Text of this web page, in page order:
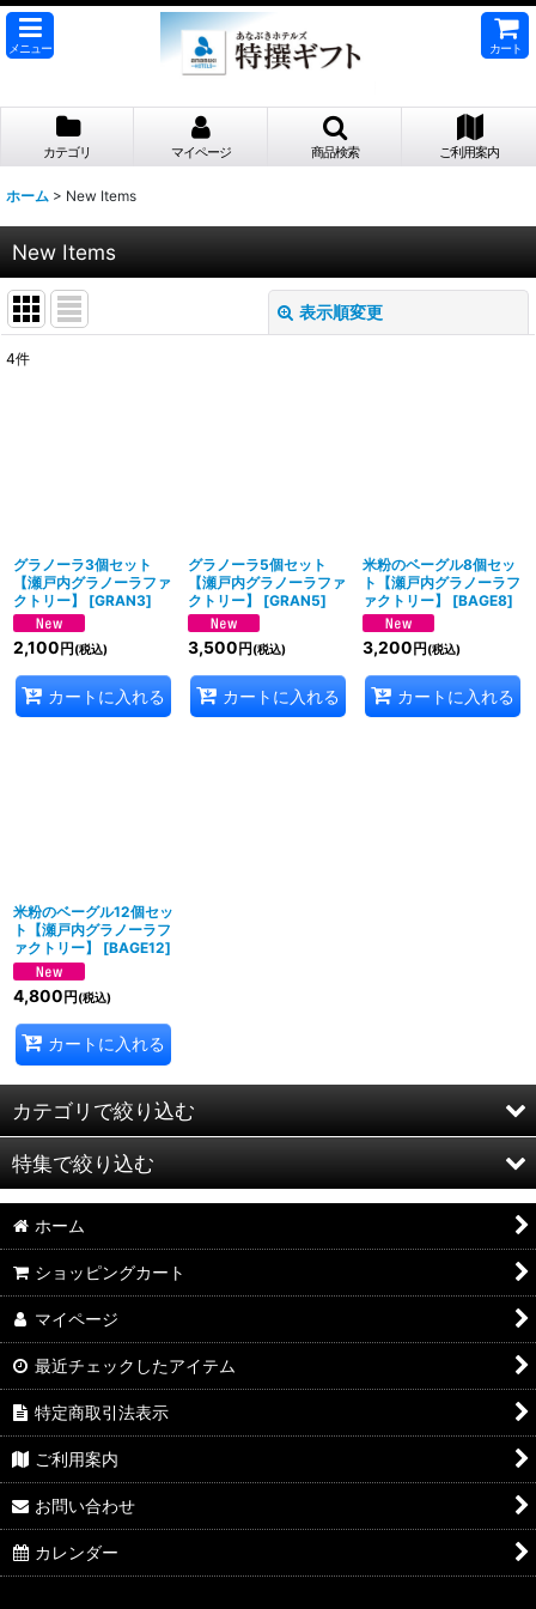
メニュー カート
カテゴリ マイページ 商品検索 ご利用案内
ホーム > New Items
New Items
表示順変更
4件
グラノーラ3個セット
【瀬戸内グラノーラファ
クトリー】
[GRAN3]
2,100 円 (税込)
カートに入れる
グラノーラ5個セット
【瀬戸内グラノーラファ
クトリー】
[GRAN5]
3,500 円 (税込)
カートに入れる
米粉のベーグル8個セッ
ト【瀬戸内グラノーラフ
ァクトリー】
[BAGE8]
3,200 円 (税込)
カートに入れる
米粉のベーグル12個セッ
ト【瀬戸内グラノーラフ
ァクトリー】
[BAGE12]
4,800円(税込)
カートに入れる
カテゴリで絞り込む
期間限定商品
さぬきうどん
さぬき骨付鶏、精肉・肉加工品
お菓子
オリーブオイル
調味料・佃煮・いりこ
防災食
特集で絞り込む
4,000円〜5,999円
ホーム
ショッピングカート
マイページ
最近チェックしたアイテム
特定商取引法表示
ご利用案内
お問い合わせ
カレンダー